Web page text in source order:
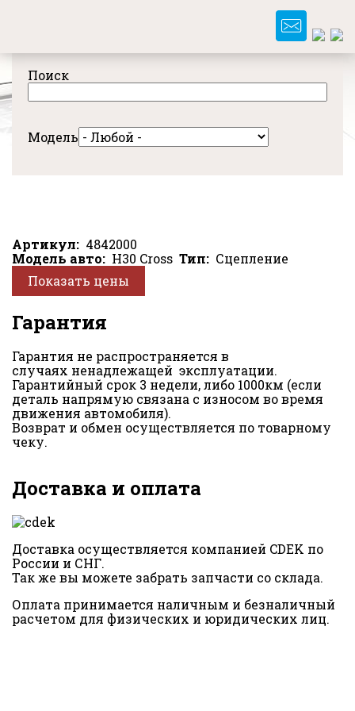
содержанию
Поиск
Модель
Артикул
4842000
Модель авто
H30 Cross Тип
Сцепление
Показать цены
Гарантия
Гарантия не распространяется в
случаях ненадлежащей эксплуатации.
Гарантийный срок 3 недели, либо 1000км (если
деталь напрямую связана с износом во время
движения автомобиля).
Возврат и обмен осуществляется по товарному
чеку.
Доставка и оплата
Доставка осуществляется компанией CDEK по
России и СНГ.
Так же вы можете забрать запчасти со склада.
Оплата принимается наличным и безналичный
расчетом для физических и юридических лиц.